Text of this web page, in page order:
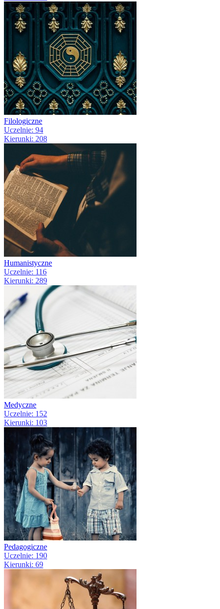
Filologiczne
Uczelnie: 94
Kierunki: 208
Humanistyczne
Uczelnie: 116
Kierunki: 289
Medyczne
Uczelnie: 152
Kierunki: 103
Pedagogiczne
Uczelnie: 190
Kierunki: 69